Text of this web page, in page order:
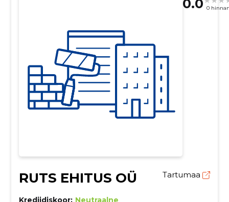
0.0 0
RUTS EHITUS OÜ Tartumaa
Krediidiskoor: Neutraalne